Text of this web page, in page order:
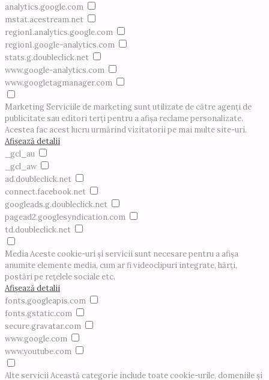
analytics.google.com
mstat.acestream.net
region1.analytics.google.com
region1.google-analytics.com
stats.g.doubleclick.net
www.google-analytics.com
www.googletagmanager.com
MarketingServiciile de marketing sunt utilizate de către agenți de
publicitate sau editori terți pentru a afișa reclame personalizate.
Acestea fac acest lucru urmărind vizitatorii pe mai multe site-uri.
Afișează detalii
_gcl_au
_gcl_aw
ad.doubleclick.net
connect.facebook.net
googleads.g.doubleclick.net
pagead2.googlesyndication.com
td.doubleclick.net
MediaAceste cookie-uri și servicii sunt necesare pentru a afișa
anumite elemente media, cum ar fi videoclipuri integrate, hărți,
postări pe rețelele sociale etc.
Afișează detalii
fonts.googleapis.com
fonts.gstatic.com
secure.gravatar.com
www.google.com
www.youtube.com
Alte serviciiAceastă categorie include toate cookie-urile, domeniile și